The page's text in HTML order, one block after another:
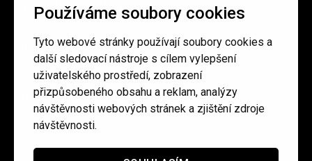
Používáme soubory cookies
Tyto webové stránky používají soubory cookies a
další sledovací nástroje s cílem vylepšení
uživatelského prostředí, zobrazení
přizpůsobeného obsahu a reklam, analýzy
návštěvnosti webových stránek a zjištění zdroje
návštěvnosti.
MERCH VOUCHER
Ochrana osobních údajů / Obchodní podmínky
redakce@cinepur.cz